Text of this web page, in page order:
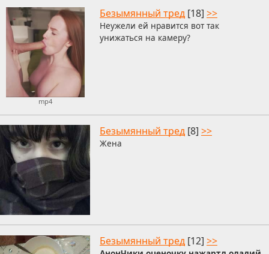
mp4
Безымянный тред [18] >>
Неужели ей нравится вот так
унижаться на камеру?
Безымянный тред [8] >>
Жена
Безымянный тред [12] >>